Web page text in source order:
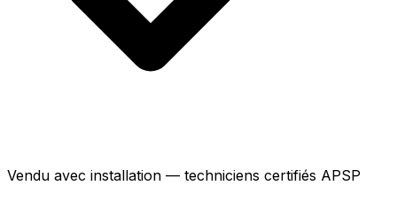
Vendu avec installation — techniciens certifiés APSP